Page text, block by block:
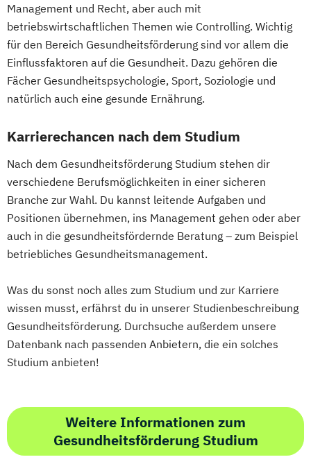
Strategic Communication & Leadership
Strategic Design (EN)
Supply Chain Management (DE/EN)
Systemische Beratung und Management
Tanz- und Bewegungstherapie (DE/EN)
UX Design and Content Creation (EN)
VR & Game Development (DE/EN)
Virtual Reality & Game Development -
Virtual & Mixed Reality / Game
Programming
Water Technology (EN)
Wirtschaftsingenieurwesen (DE/EN)
Wirtschaftsrecht
World Music (EN)
Clinical and Community Health Nursing
Content- und Community-Management
Controlling in Bauunternehmen und
Corporate Law / M&A |
Rechtsakademie
Crossmediale Ausstellungsentwicklung
Cultural Property Protection and Disaster
Response
Darmgesundheit
Data Economy Law
Datenmanagement – Data Steward
Design Thinking und Transdisziplinarität
Design digitaler Lern- und Bildungsräume
Digital Marketing & Customer Experience
Digitale Kulturvermittlung in Museen und
Sammlungsinstitutionen
Verwaltung
Digitales Bauen
Management und Recht, aber auch mit
betriebswirtschaftlichen Themen wie Controlling. Wichtig
für den Bereich Gesundheitsförderung sind vor allem die
Einflussfaktoren auf die Gesundheit. Dazu gehören die
Fächer Gesundheitspsychologie, Sport, Soziologie und
natürlich auch eine gesunde Ernährung.
Karrierechancen nach dem Studium
Nach dem Gesundheitsförderung Studium stehen dir
verschiedene Berufsmöglichkeiten in einer sicheren
Branche zur Wahl. Du kannst leitende Aufgaben und
Positionen übernehmen, ins Management gehen oder aber
auch in die gesundheitsfördernde Beratung – zum Beispiel
betriebliches Gesundheitsmanagement.
Was du sonst noch alles zum Studium und zur Karriere
wissen musst, erfährst du in unserer Studienbeschreibung
Gesundheitsförderung. Durchsuche außerdem unsere
Datenbank nach passenden Anbietern, die ein solches
Studium anbieten!
Weitere Informationen zum
Gesundheitsförderung Studium